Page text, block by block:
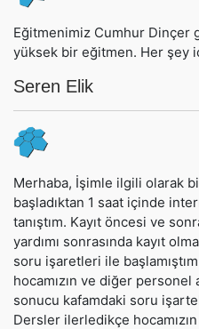
Eğitmenimiz Cumhur Dinçer
yüksek bir eğitmen. Her şey
Seren Elik
Merhaba, İşimle ilgili olarak
başladıktan 1 saat içinde
tanıştım. Kayıt öncesi ve
yardımı sonrasında kayıt
soru işaretleri ile
hocamızın ve diğer personel
sonucu kafamdaki soru
Dersler ilerledikçe hocamızın